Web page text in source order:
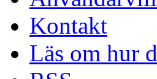
Kontakt
Läs om hur